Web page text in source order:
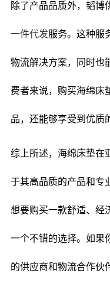
除了产品品质外，韬博
一件代发服务。这种服
物流解决方案，同时也
费者来说，购买海绵床
品，还能够享受到优质
综上所述，海绵床垫在
于其高品质的产品和专
想要购买一款舒适、经
一个不错的选择。如果
的供应商和物流合作伙